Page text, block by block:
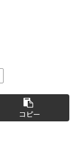
コピー